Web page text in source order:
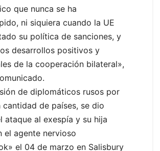
que nunca se ha
ni siquiera cuando la UE
su política de sanciones, y
desarrollos positivos y
de la cooperación bilateral»,
de diplomáticos rusos por
cantidad de países, se dio
ataque al exespía y su hija
el agente nervioso
el 04 de marzo en Salisbury